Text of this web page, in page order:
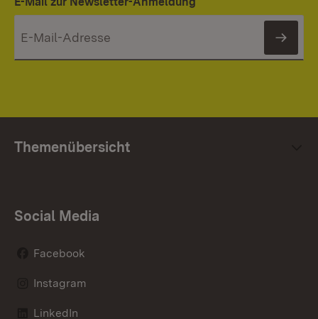
Themenübersicht
Social Media
Facebook
Instagram
LinkedIn